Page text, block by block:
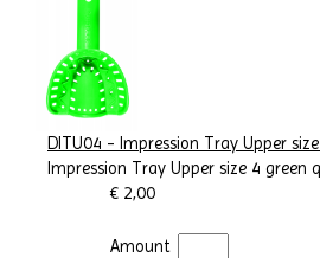
DITU04 - Impression Tray Upper
Impression Tray Upper size 4 green
€ 2,00
Amount